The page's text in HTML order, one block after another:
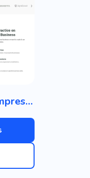
Entrenamiento Empresarial